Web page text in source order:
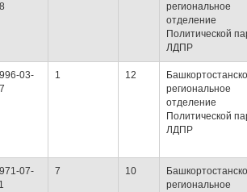
региональное
отделение
Политической
ЛДПР
03-
1 12
региональное
отделение
Политической
ЛДПР
07-
7 10
региональное